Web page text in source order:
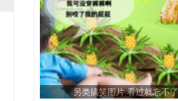
另类搞笑图片 看过就忘不了